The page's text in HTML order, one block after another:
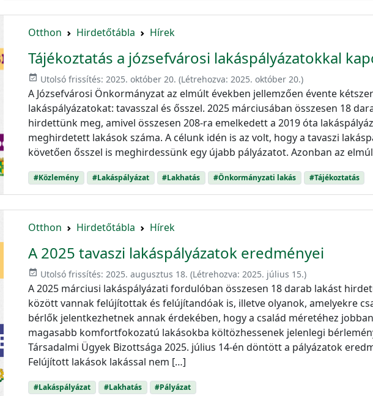
Otthon Hirdetőtábla Hírek
Tájékoztatás a józsefvárosi lakáspályázatokkal
event_available Utolsó frissítés: 2025. október 20. (Létrehozva: 2025. október 20.)
A Józsefvárosi Önkormányzat az elmúlt években jellemzően évente
lakáspályázatokat: tavasszal és ősszel. 2025 márciusában összesen 18
hirdettünk meg, amivel összesen 208-ra emelkedett a 2019 óta
meghirdetett lakások száma. A célunk idén is az volt, hogy a tavaszi
követően ősszel is meghirdessünk egy újabb pályázatot. Azonban az
#Közlemény #Lakáspályázat #Lakhatás #Önkormányzati lakás #Tájékoztatás
Otthon Hirdetőtábla Hírek
A 2025 tavaszi lakáspályázatok eredményei
event_available Utolsó frissítés:2025. augusztus 18. (Létrehozva:2025. július 15.)
A 2025 márciusi lakáspályázati fordulóban összesen 18 darab lakást
között vannak felújítottak és felújítandóak is, illetve olyanok, amelyekre
bérlők jelentkezhetnek annak érdekében, hogy a család méretéhez
magasabb komfortfokozatú lakásokba költözhessenek jelenlegi
Társadalmi Ügyek Bizottsága 2025. július 14-én döntött a pályázatok
Felújított lakások lakással nem […]
#Lakáspályázat #Lakhatás #Pályázat